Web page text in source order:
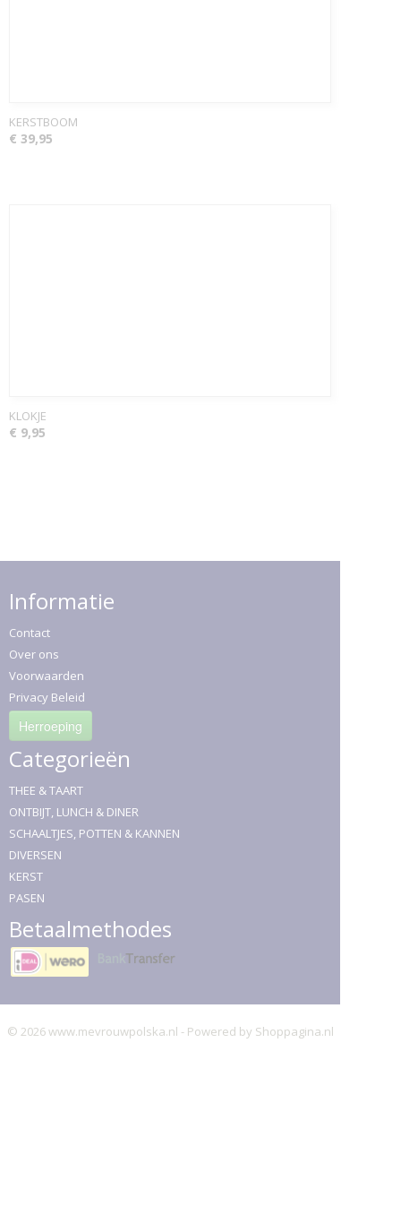
KERSTBOOM
€ 39,95
KLOKJE
€ 9,95
Informatie
Contact
Over ons
Voorwaarden
Privacy Beleid
Herroeping
Categorieën
THEE & TAART
ONTBIJT, LUNCH & DINER
SCHAALTJES, POTTEN & KANNEN
DIVERSEN
KERST
PASEN
Betaalmethodes
© 2026 www.mevrouwpolska.nl - Powered by Shoppagina.nl